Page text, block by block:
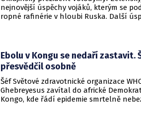
nejnovější úspěchy vojáků, kterým se
ropné rafinérie v hloubi Ruska. Další
Ebolu v Kongu se nedaří zastavit.
přesvědčil osobně
Šéf Světové zdravotnické organizace
Ghebreyesus zavítal do africké
Kongo, kde řádí epidemie smrtelně